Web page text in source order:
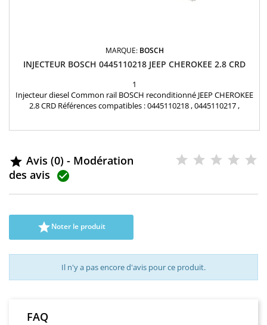
MARQUE: BOSCH
INJECTEUR BOSCH 0445110218 JEEP CHEROKEE 2.8 CRD
1
Injecteur diesel Common rail BOSCH reconditionné JEEP CHEROKEE
2.8 CRD Références compatibles : 0445110218 , 0445110217 ,
 Avis (0) - Modération
des avis 
Noter le produit
Il n'y a pas encore d'avis pour ce produit.
FAQ